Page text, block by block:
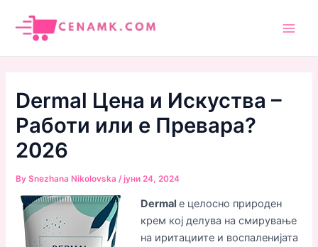
content
Dermal Цена и Искуства –
Работи или е Превара?
2026
BySnezhana Nikolovska /јуни 24, 2024
Dermalе целосно природен
крем кој делува на смирување
на иритациите и воспаленијата